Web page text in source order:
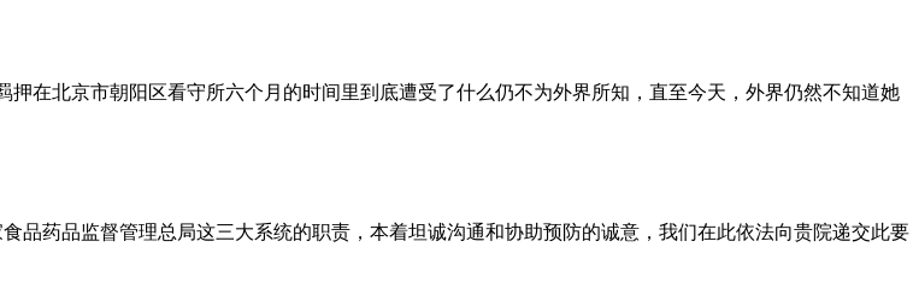
在北京市朝阳区看守所六个月的时间里到底遭受了什么仍不为外界所知，直至今天，外界仍然不知道她
品药品监督管理总局这三大系统的职责，本着坦诚沟通和协助预防的诚意，我们在此依法向贵院递交此要